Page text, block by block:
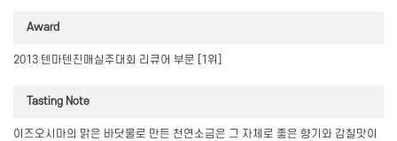
Award
2013 텐마텐진매실주대회 리큐어 부문 [1위]
Tasting Note
이즈오시마의 맑은 바닷물로 만든 천연소금은 그 자체로 좋은 향기와 감칠맛이